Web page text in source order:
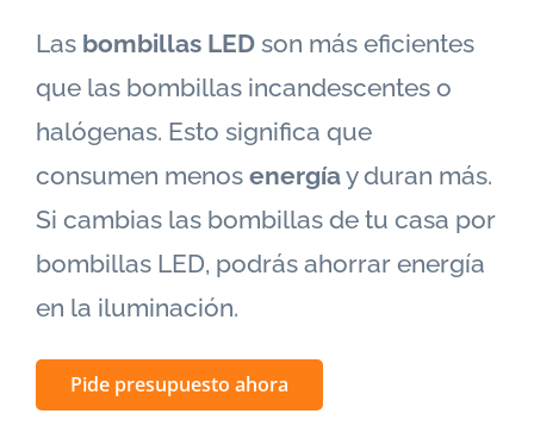
Las bombillas LED son más eficientes
que las bombillas incandescentes o
halógenas. Esto significa que
consumen menos energíay duran más.
Si cambias las bombillas de tu casa por
bombillas LED, podrás ahorrar energía
en la iluminación.
Pide presupuesto ahora